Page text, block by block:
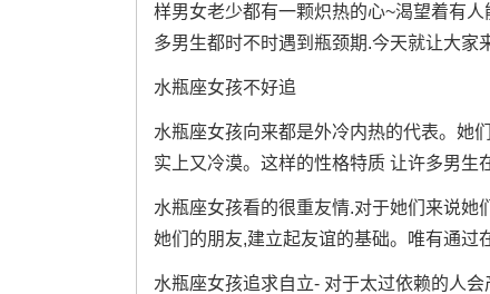
样男女老少都有一颗炽热的心~渴望着有
多男生都时不时遇到瓶颈期.今天就让大家
水瓶座女孩不好追
水瓶座女孩向来都是外冷内热的代表。她
实上又冷漠。这样的性格特质 让许多男生
水瓶座女孩看的很重友情.对于她们来说
她们的朋友,建立起友谊的基础。唯有通过
水瓶座女孩追求自立- 对于太过依赖的人